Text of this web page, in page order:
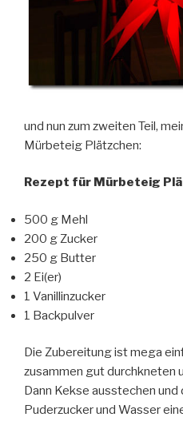
und nun zum zweiten Teil,
Mürbeteig Plätzchen:
Rezept für Mürbeteig
500 g Mehl
200 g Zucker
250 g Butter
2 Ei(er)
1 Vanillinzucker
1 Backpulver
Die Zubereitung ist mega
zusammen gut durchkneten
Dann Kekse ausstechen
Puderzucker und Wasser